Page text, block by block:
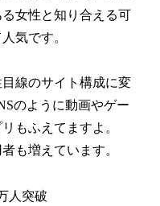
女性と知り合える可
気です。
線のサイト構成に変
のように動画やゲー
もふえてますよ。
も増えています。
人突破